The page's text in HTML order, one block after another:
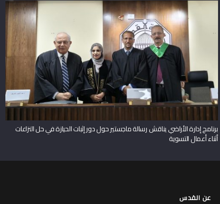
برنامج إدارة الأراضي يناقش رسالة ماجستير حول دور إثبات الحيازة في حل النزاعات
أثناء أعمال التسوية
عن القدس